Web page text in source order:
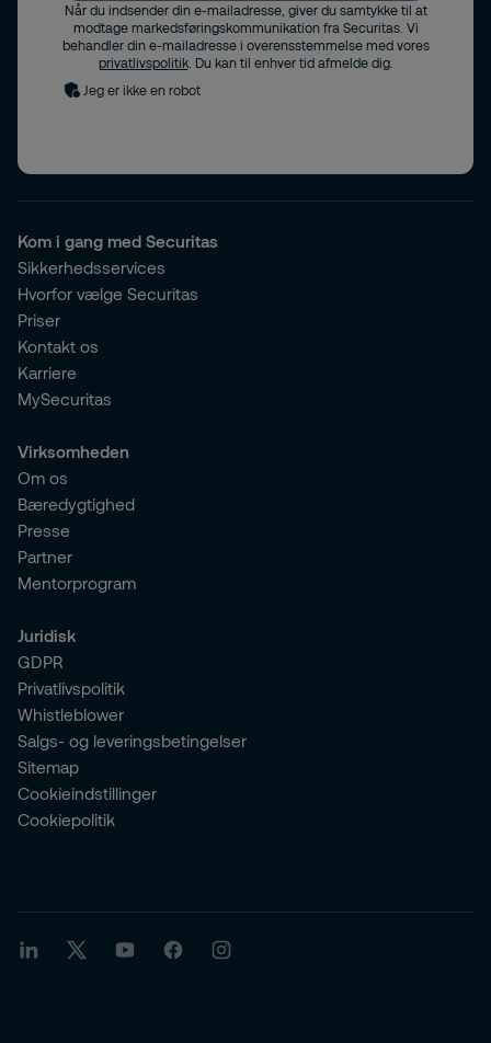
Når du indsender din e-mailadresse, giver du samtykke til at
modtage markedsføringskommunikation fra Securitas. Vi
behandler din e-mailadresse i overensstemmelse med vores
privatlivspolitik. Du kan til enhver tid afmelde dig.
Jeg er ikke en robot
Kom i gang med Securitas
Sikkerhedsservices
Hvorfor vælge Securitas
Priser
Kontakt os
Karriere
MySecuritas
Virksomheden
Om os
Bæredygtighed
Presse
Partner
Mentorprogram
Juridisk
GDPR
Privatlivspolitik
Whistleblower
Salgs- og leveringsbetingelser
Sitemap
Cookieindstillinger
Cookiepolitik